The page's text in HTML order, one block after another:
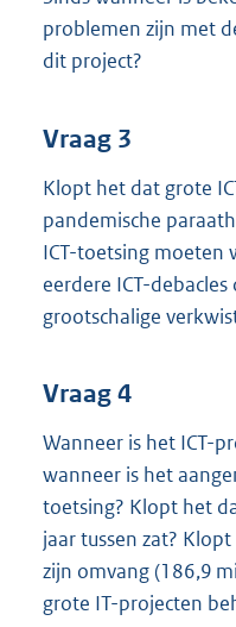
problemen zijn met
dit project?
Vraag 3
Klopt het dat grote
pandemische
ICT-toetsing moeten
eerdere ICT-
grootschalige
Vraag 4
Wanneer is het ICT-
wanneer is het
toetsing? Klopt het
jaar tussen zat?
zijn omvang (186,9
grote IT-projecten